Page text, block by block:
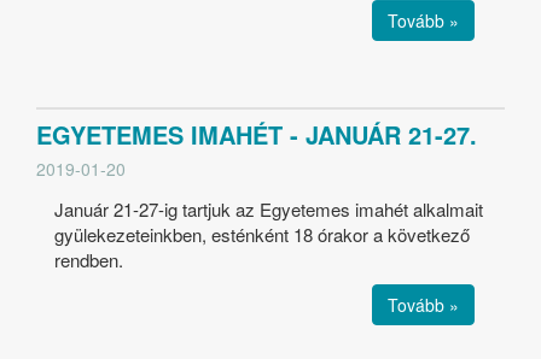
Tovább »
EGYETEMES IMAHÉT - JANUÁR 21-27.
2019-01-20
Január 21-27-ig tartjuk az Egyetemes imahét alkalmait
gyülekezeteinkben, esténként 18 órakor a következő
rendben.
Tovább »